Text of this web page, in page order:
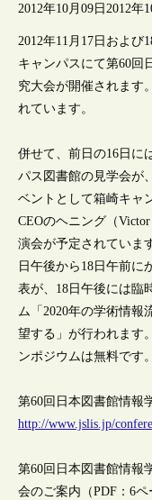
2012年10月09日 2012年
2012年11月17日および
キャンパスにて第60回
究大会が開催されます
れています。
併せて、前日の16日に
パス図書館の見学会が
ベントとして箱崎キャ
CEOのヘニング（
演会が予定されていま
日午後から18日午前に
表が、18日午後には臨
ム「2020年の学術情報
望する」が行われます
ンポジウムは無料です。
第60回日本図書館情報
http://www.jslis.jp/
第60回日本図書館情報
会のご案内（PDF：6ペ